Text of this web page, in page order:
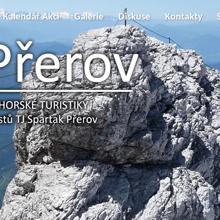
Kalendář Akcí Galerie Diskuse Kontakty